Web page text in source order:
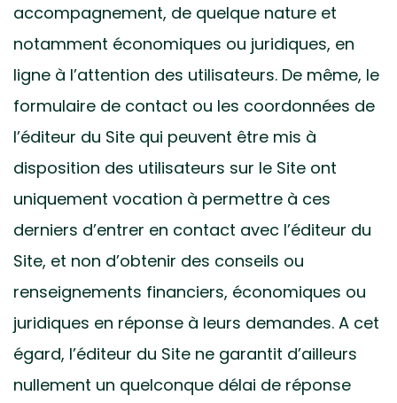
accompagnement, de quelque nature et
notamment économiques ou juridiques, en
ligne à l’attention des utilisateurs. De même, le
formulaire de contact ou les coordonnées de
l’éditeur du Site qui peuvent être mis à
disposition des utilisateurs sur le Site ont
uniquement vocation à permettre à ces
derniers d’entrer en contact avec l’éditeur du
Site, et non d’obtenir des conseils ou
renseignements financiers, économiques ou
juridiques en réponse à leurs demandes. A cet
égard, l’éditeur du Site ne garantit d’ailleurs
nullement un quelconque délai de réponse